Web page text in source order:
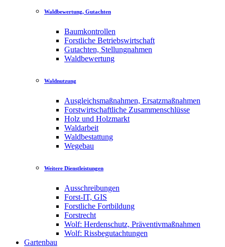
Waldbewertung, Gutachten
Baumkontrollen
Forstliche Betriebswirtschaft
Gutachten, Stellungnahmen
Waldbewertung
Waldnutzung
Ausgleichsmaßnahmen, Ersatzmaßnahmen
Forstwirtschaftliche Zusammenschlüsse
Holz und Holzmarkt
Waldarbeit
Waldbestattung
Wegebau
Weitere Dienstleistungen
Ausschreibungen
Forst-IT, GIS
Forstliche Fortbildung
Forstrecht
Wolf: Herdenschutz, Präventivmaßnahmen
Wolf: Rissbegutachtungen
Gartenbau